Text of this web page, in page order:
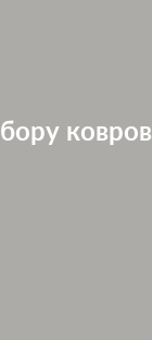
ковров